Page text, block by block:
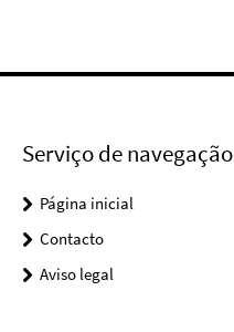
Serviço de navegação
Página inicial
Contacto
Aviso legal